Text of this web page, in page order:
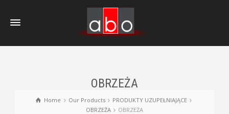
OBRZEŻA
Home Our Products
PRODUKTY UZUPEŁNIAJĄCE
OBRZEŻA
OBRZEŻA